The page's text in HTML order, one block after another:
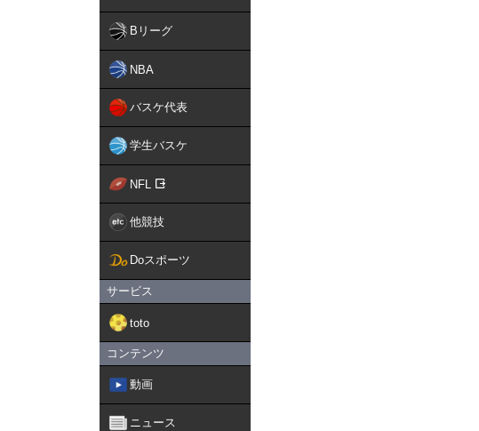
Bリーグ
NBA
バスケ代表
学生バスケ
NFL
他競技
Doスポーツ
サービス
toto
コンテンツ
動画
ニュース